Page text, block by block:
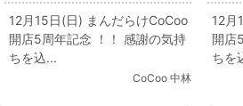
周年記念 「バンダイ ゲッターロ
ボＧシリーズ」
12月15日(日) まんだらけCoCoo
開店5周年記念 ！！ 感謝の気持
ちを込...
CoCoo 中林
周年
ボ
12月
開店
ちを